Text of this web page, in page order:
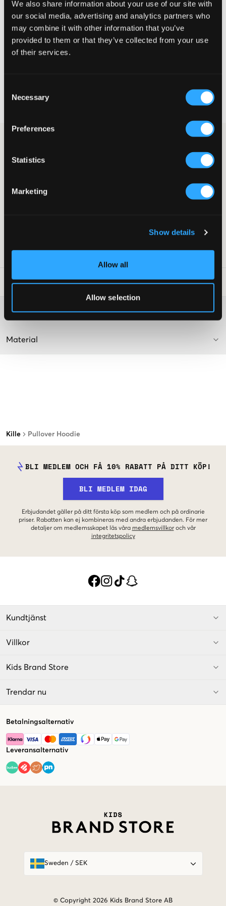
We also share information about your use of our site with
our social media, advertising and analytics partners who
may combine it with other information that you’ve
provided to them or that they’ve collected from your use
of their services.
Selection
Necessary
Preferences
Statistics
Marketing
Show details
Allow all
Allow selection
Kille Pullover Hoodie
Perfekt
STORLEKSGUIDE
VÄLJ STORLEK
Öppet köpi 60 dagar
en huva med dragsko och en känguruficka framtill. Tröjan har
ribbade muddar i ärmslut samt nederkant och har märkets
Huva med dragsko
Art.nr
Tvättråd:
Mer information om tvättråd
Material
BLI MEDLEM OCH FÅ 10% RABATT PÅ DITT KÖP!
BLI MEDLEM IDAG
Erbjudandet gäller på ditt första köp som medlem och på ordinarie
priser. Rabatten kan ej kombineras med andra erbjudanden. För mer
detaljer om medlemsskapet läs våra medlemsvillkor och vår
integritetspolicy
Kundtjänst
Villkor
Kids Brand Store
Trendar nu
Betalningsalternativ
Leveransalternativ
Sweden / SEK
© Copyright 2026 Kids Brand Store AB